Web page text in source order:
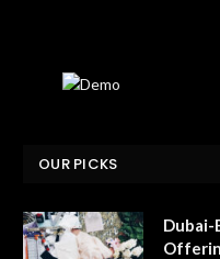
OUR PICKS
Dubai-